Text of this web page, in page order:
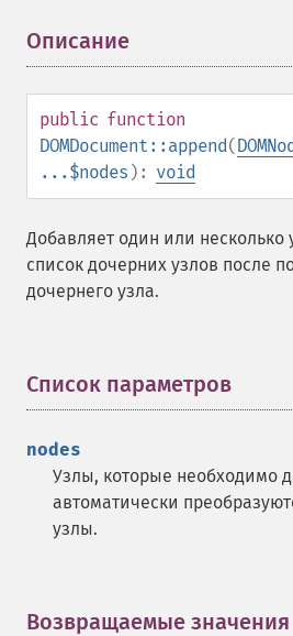
Описание
public function
DOMDocument::append(
...$nodes ): void
Добавляет один или несколько
список дочерних узлов после
дочернего узла.
Список параметров
nodes
Узлы, которые необходимо
автоматически
узлы.
Возвращаемые значения